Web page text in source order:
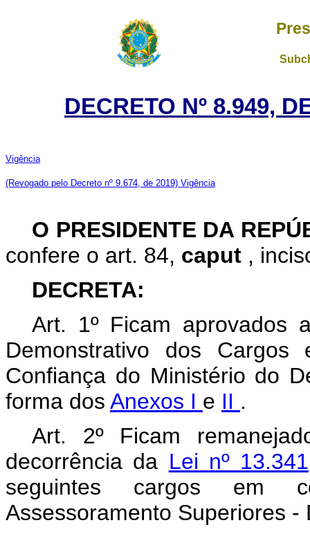
DECRETO Nº 8.949,
Vigência
(Revogado pelo Decreto nº 9.674, de 2019) Vigência
O PRESIDENTE DA
confere o art. 84, caput ,
DECRETA:
Art. 1º Ficam aprovados
Demonstrativo dos
Confiança do Ministério do
forma dos Anexos I e II .
Art. 2º Ficam
decorrência da Lei nº
seguintes cargos em
Assessoramento Superiores